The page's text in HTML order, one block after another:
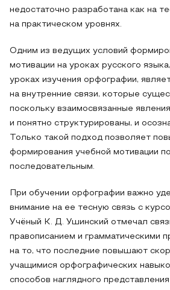
недостаточно разработана как на
на практическом уровнях.
Одним из ведущих условий
мотивации на уроках русского
уроках изучения орфографии,
на внутренние связи, которые
поскольку взаимосвязанные
и понятно структурированы, и
Только такой подход позволяет
формирования учебной мотивации
последовательным.
При обучении орфографии важно
внимание на ее тесную связь с
Учёный К. Д. Ушинский отмечал
правописанием и грамматическими
на то, что последние повышают
учащимися орфографических
способов наглядного